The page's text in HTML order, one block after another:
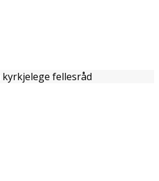
fellesråd